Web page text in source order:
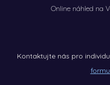
Online náhled na
Kontaktujte nás pro